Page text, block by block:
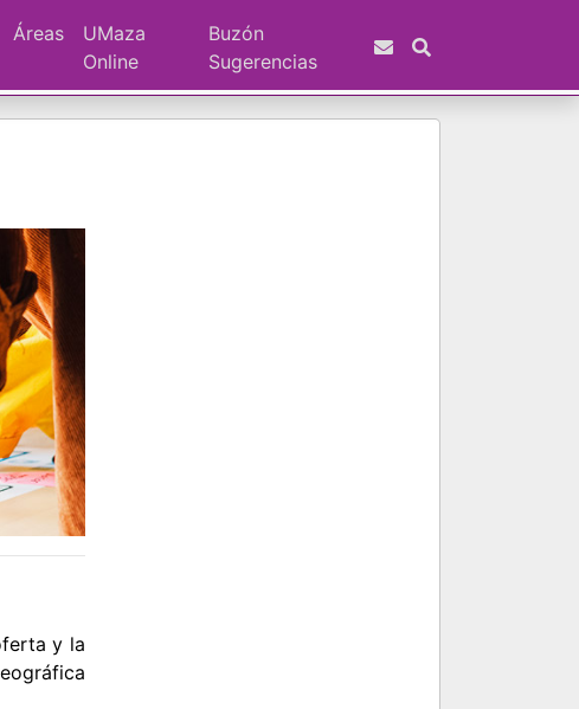
Áreas
UMaza
Online
Buzón
Sugerencias
y la